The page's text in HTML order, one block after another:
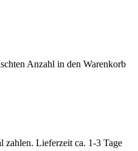
Anzahl in den Warenkorb
zahlen. Lieferzeit ca. 1-3 Tage